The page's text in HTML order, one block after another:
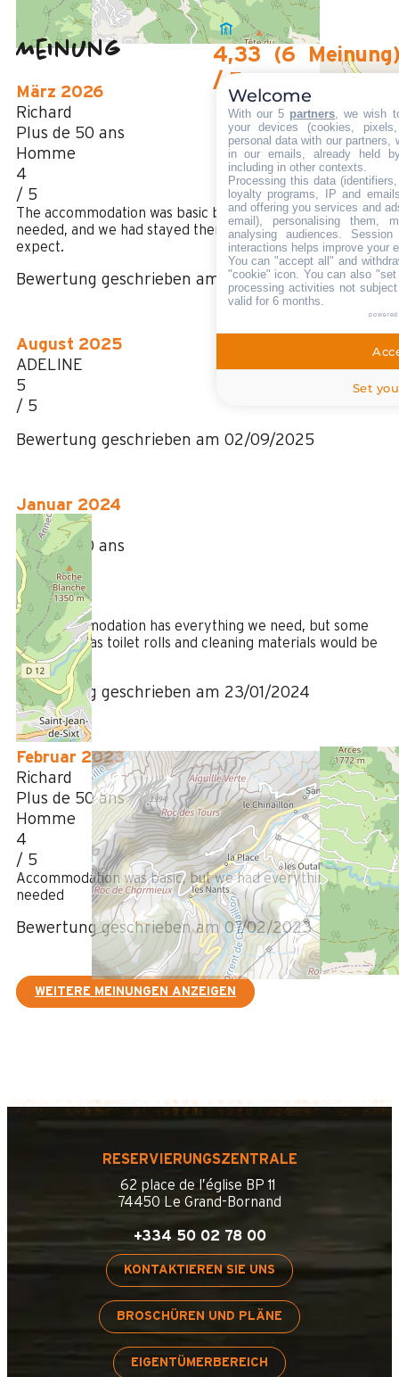
Meinung
4,33
/ 5
(6 Meinung
März 2026
Richard
Plus de 50 ans
Homme
4
/ 5
The accommodation was basic but had everything we
needed, and we had stayed there before so knew what to
expect.
Bewertung geschrieben am 17/03/2026
August 2025
ADELINE
5
/ 5
Bewertung geschrieben am 02/09/2025
Januar 2024
Richard
Plus de 50 ans
Homme
4
/ 5
The accommodation has everything we need, but some
basics such as toilet rolls and cleaning materials would be
helpful.
Bewertung geschrieben am 23/01/2024
Februar 2023
Richard
Plus de 50 ans
Homme
4
/ 5
Accommodation was basic, but we had everything we
needed
Bewertung geschrieben am 07/02/2023
WEITERE MEINUNGEN ANZEIGEN
RESERVIERUNGSZENTRALE
62 place de l’église BP 11
74450 Le Grand-Bornand
+334 50 02 78 00
KONTAKTIEREN SIE UNS
BROSCHÜREN UND PLÄNE
EIGENTÜMERBEREICH
Welcome
With our 5 partners, we wish
your devices (cookies,
personal data with our partners,
in our emails, already held
including in other contexts.
Processing this data
loyalty programs, IP and
and offering you services and
email), personalising them,
analysing audiences.
interactions helps improve your
You can "accept all" and
"cookie" icon. You can also
processing activities not
valid for 6 months.
Set